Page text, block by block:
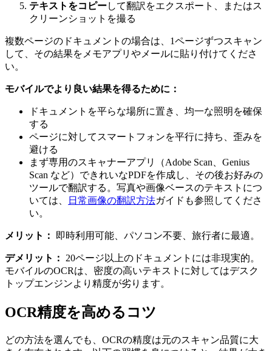
テキストをコピーして翻訳をエクスポート、またはス
クリーンショットを撮る
複数ページのドキュメントの場合は、1ページずつスキャン
して、その結果をメモアプリやメールに貼り付けてくださ
い。
モバイルでより良い結果を得るために：
ドキュメントを平らな場所に置き、均一な照明を確保
する
ページに対してスマートフォンを平行に持ち、歪みを
避ける
まず専用のスキャナーアプリ（Adobe Scan、Genius
Scan など）できれいなPDFを作成し、その後お好みの
ツールで翻訳する。写真や画像ベースのテキストにつ
いては、
日常画像の翻訳方法ガイドも参照してくださ
い。
メリット： 即時利用可能、パソコン不要、旅行者に最適。
デメリット：
20ページ以上のドキュメントには非現実的。
モバイルのOCRは、密度の高いテキストに対してはデスク
トップエンジンより精度が劣ります。
OCR精度を高めるコツ
どの方法を選んでも、OCRの精度は元のスキャン品質に大